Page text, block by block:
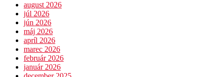
august 2026
júl 2026
jún 2026
máj 2026
apríl 2026
marec 2026
február 2026
január 2026